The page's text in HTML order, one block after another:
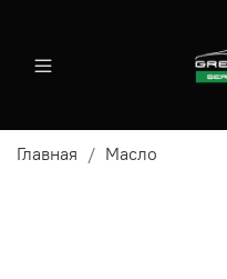
Главная Масло